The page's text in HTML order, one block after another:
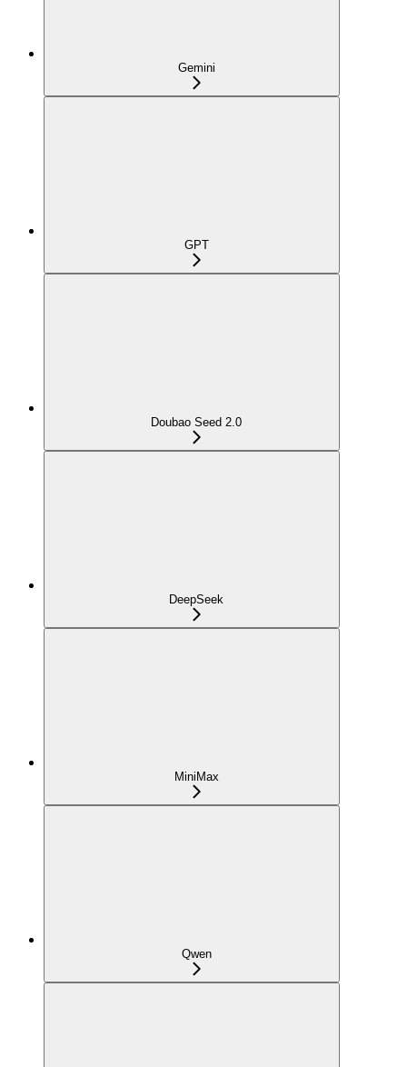
Gemini
GPT
Doubao Seed 2.0
DeepSeek
MiniMax
Qwen